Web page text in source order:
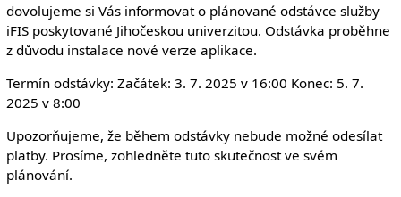
dovolujeme si Vás informovat o plánované odstávce služby
iFIS poskytované Jihočeskou univerzitou. Odstávka proběhne
z důvodu instalace nové verze aplikace.
Termín odstávky: Začátek: 3. 7. 2025 v 16:00 Konec: 5. 7.
2025 v 8:00
Upozorňujeme, že během odstávky nebude možné odesílat
platby. Prosíme, zohledněte tuto skutečnost ve svém
plánování.